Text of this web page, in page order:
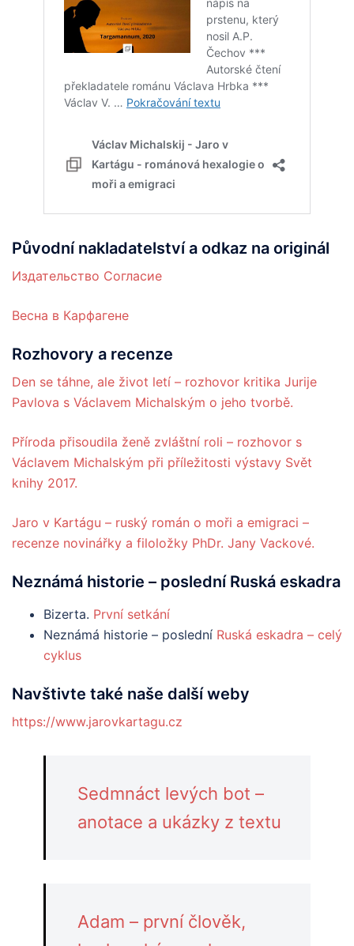
Původní nakladatelství a odkaz na originál
Издательство Согласие
Весна в Карфагене
Rozhovory a recenze
Den se táhne, ale život letí – rozhovor kritika Jurije
Pavlova s Václavem Michalským o jeho tvorbě.
Příroda přisoudila ženě zvláštní roli – rozhovor s
Václavem Michalským při příležitosti výstavy Svět
knihy 2017.
Jaro v Kartágu – ruský román o moři a emigraci –
recenze novinářky a filoložky PhDr. Jany Vackové.
Neznámá historie – poslední Ruská eskadra
Bizerta. První setkání
Neznámá historie – poslední Ruská eskadra – celý
cyklus
Navštivte také naše další weby
https://www.jarovkartagu.cz
Sedmnáct levých bot –
anotace a ukázky z textu
Adam – první člověk,